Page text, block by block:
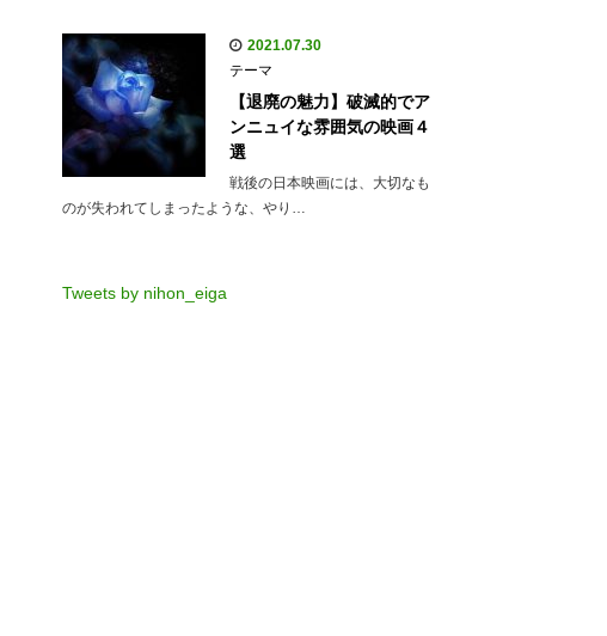
2021.07.30
テーマ
【退廃の魅力】破滅的でア
ンニュイな雰囲気の映画４
選
戦後の日本映画には、大切なも
のが失われてしまったような、やり…
Tweets by nihon_eiga